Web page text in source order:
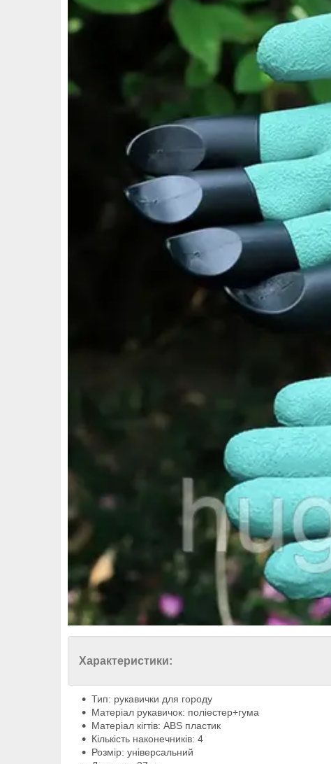
Характеристики:
Тип: рукавички для городу
Матеріал рукавичок: поліестер+гума
Матеріал кігтів: ABS пластик
Кількість наконечників: 4
Розмір: універсальний